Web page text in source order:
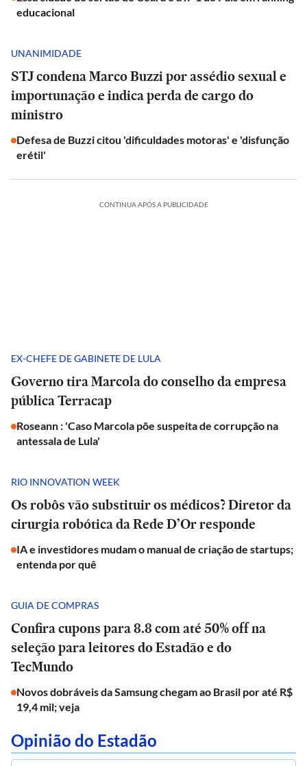
educacional
UNANIMIDADE
STJ condena Marco Buzzi por assédio sexual e
importunação e indica perda de cargo do
ministro
Defesa de Buzzi citou 'dificuldades motoras' e 'disfunção
erétil'
CONTINUA APÓS A PUBLICIDADE
EX-CHEFE DE GABINETE DE LULA
Governo tira Marcola do conselho da empresa
pública Terracap
Roseann : 'Caso Marcola põe suspeita de corrupção na
antessala de Lula'
RIO INNOVATION WEEK
Os robôs vão substituir os médicos? Diretor da
cirurgia robótica da Rede D’Or responde
IA e investidores mudam o manual de criação de startups;
entenda por quê
GUIA DE COMPRAS
Confira cupons para 8.8 com até 50% off na
seleção para leitores do Estadão e do
TecMundo
Novos dobráveis da Samsung chegam ao Brasil por até R$
19,4 mil; veja
Opinião do Estadão